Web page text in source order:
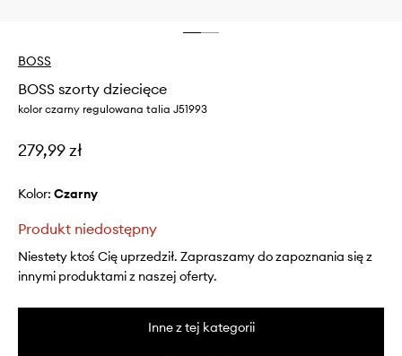
BOSS
BOSS szorty dziecięce
kolor czarny regulowana talia J51993
279,99 zł
Kolor: czarny
Produkt niedostępny
Niestety ktoś Cię uprzedził. Zapraszamy do zapoznania się z
innymi produktami z naszej oferty.
Inne z tej kategorii